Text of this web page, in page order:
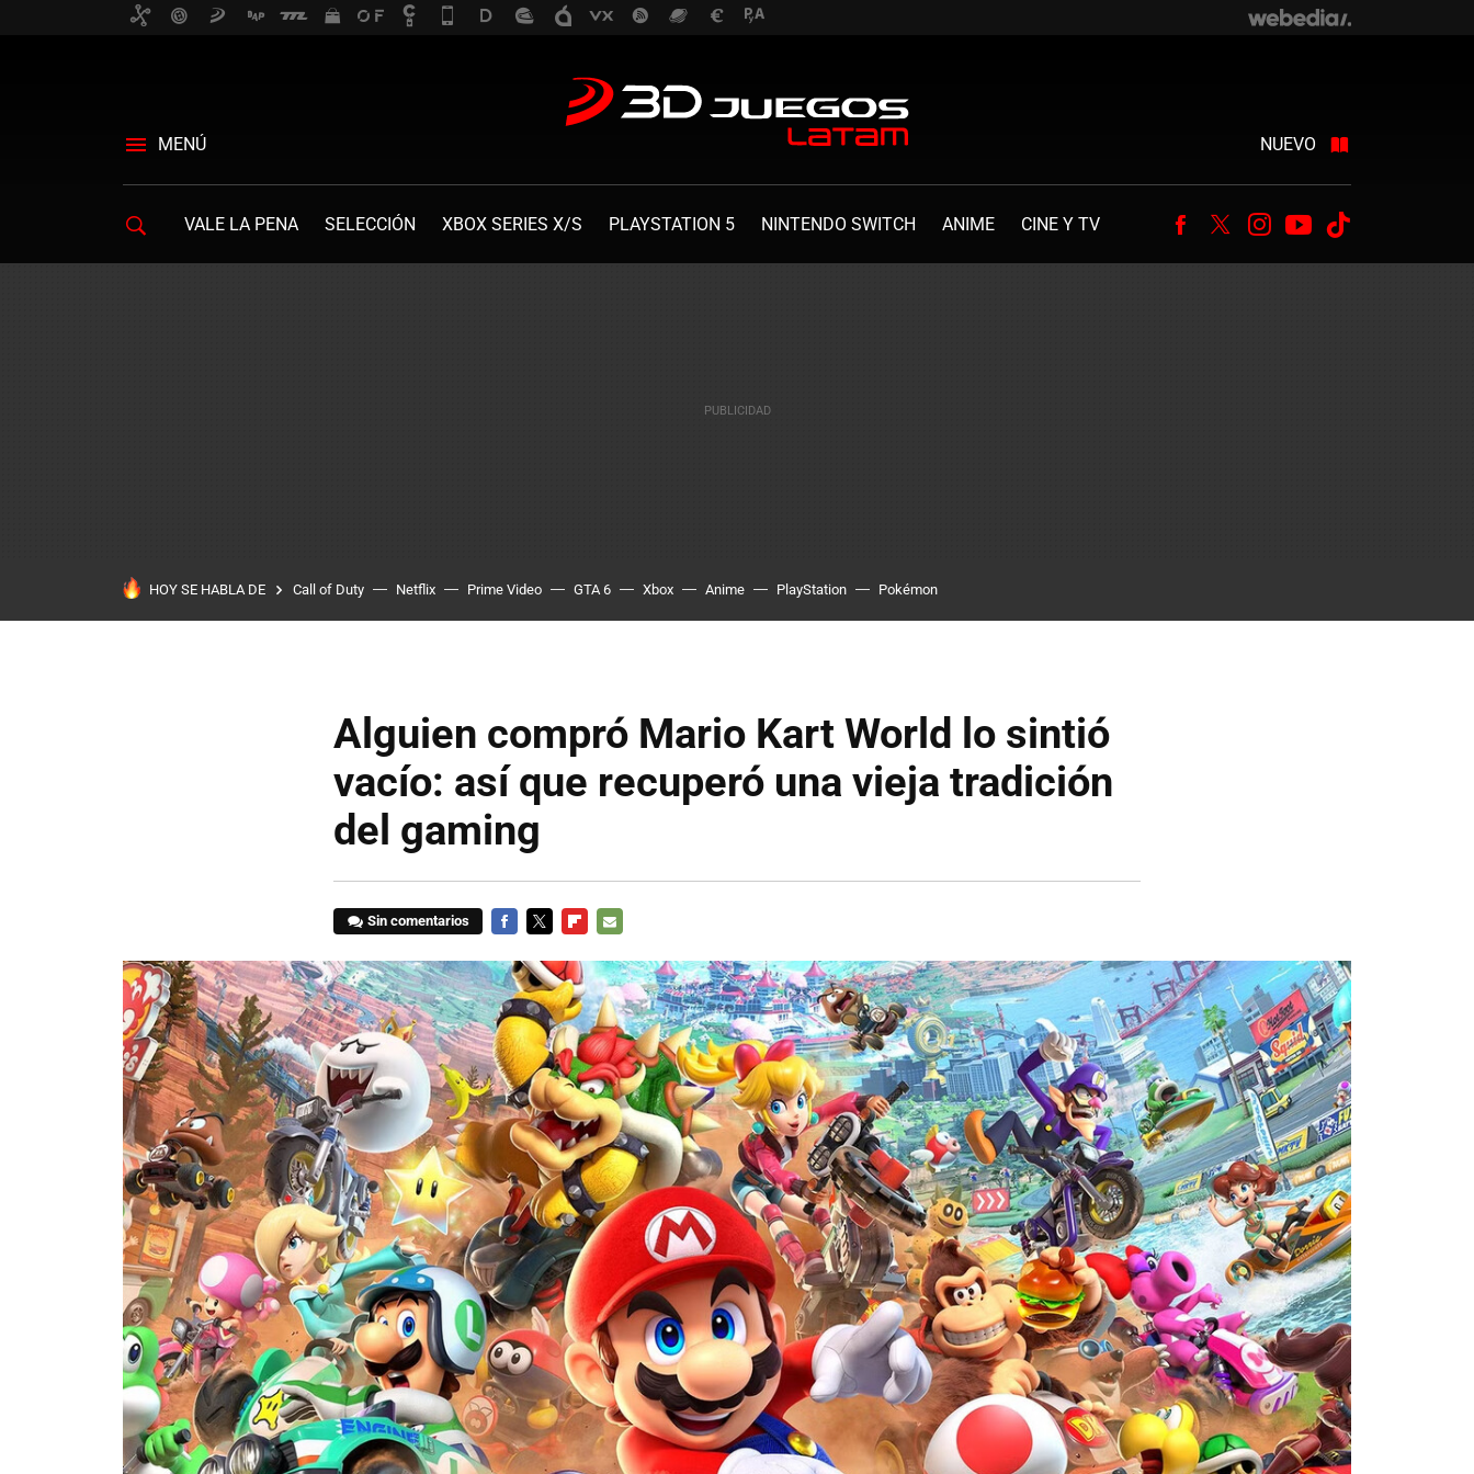
MENÚ NUEVO
VALE LA PENA SELECCIÓN XBOX SERIES X/S PLAYSTATION 5 NINTENDO SWITCH ANIME CINE Y TV Facebook
TwitterInstagram
Youtube
HOY SE HABLA DE Call of Duty Netflix Prime Video GTA 6 Xbox Anime PlayStation Pokémon
Alguien compró Mario Kart World lo sintió
vacío: así que recuperó una vieja tradición
del gaming
Sin comentarios
MAIL